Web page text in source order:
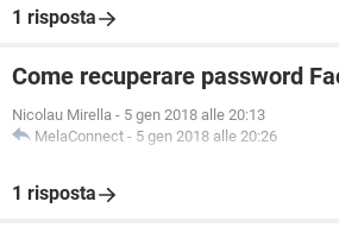
1 risposta
Come recuperare password
Nicolau Mirella - 5 gen 2018 alle 20:13
MelaConnect - 5 gen 2018 alle 20:26
1 risposta